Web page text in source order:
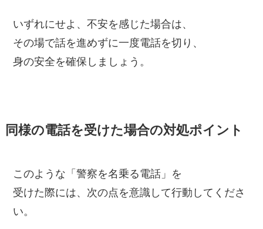
いずれにせよ、不安を感じた場合は、
その場で話を進めずに一度電話を切り、
身の安全を確保しましょう。
同様の電話を受けた場合の対処ポイント
このような「警察を名乗る電話」を
受けた際には、次の点を意識して行動してくださ
い。